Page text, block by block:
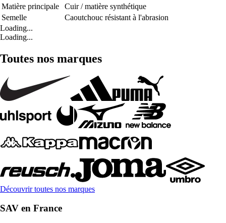
Matière principale
Cuir / matière synthétique
Semelle
Caoutchouc résistant à l'abrasion
Loading...
Loading...
Toutes nos marques
Découvrir toutes nos marques
SAV en France